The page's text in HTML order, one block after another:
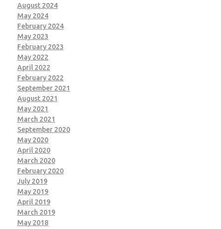
August 2024
May 2024
February 2024
May 2023
February 2023
May 2022
April 2022
February 2022
September 2021
August 2021
May 2021
March 2021
September 2020
May 2020
April 2020
March 2020
February 2020
July 2019
May 2019
April 2019
March 2019
May 2018